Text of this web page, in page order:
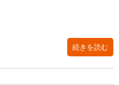
続きを読む